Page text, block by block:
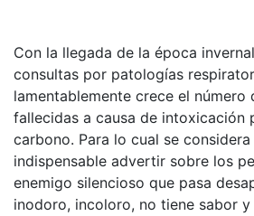
Con la llegada de la época
consultas por patologías
lamentablemente crece el número
fallecidas a causa de intoxicación
carbono. Para lo cual se
indispensable advertir sobre los
enemigo silencioso que pasa
inodoro, incoloro, no tiene sabor